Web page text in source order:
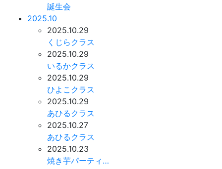
誕生会
2025.10
2025.10.29
くじらクラス
2025.10.29
いるかクラス
2025.10.29
ひよこクラス
2025.10.29
あひるクラス
2025.10.27
あひるクラス
2025.10.23
焼き芋パーティ…